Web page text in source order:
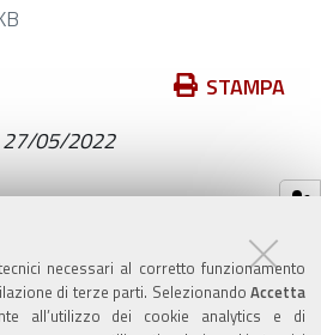
necessari al corretto funzionamento
di terze parti. Selezionando Accetta
all’utilizzo dei cookie analytics e di
STAMPA
27/05/2022
Valuta questo sito